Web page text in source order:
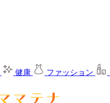
健康 ファッション